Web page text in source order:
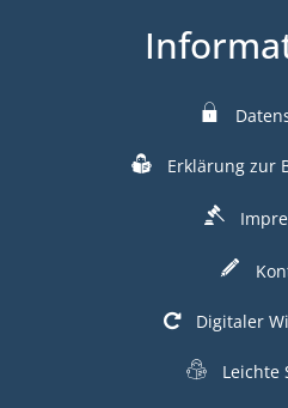
Erklärung zur
Digitaler
Leichte